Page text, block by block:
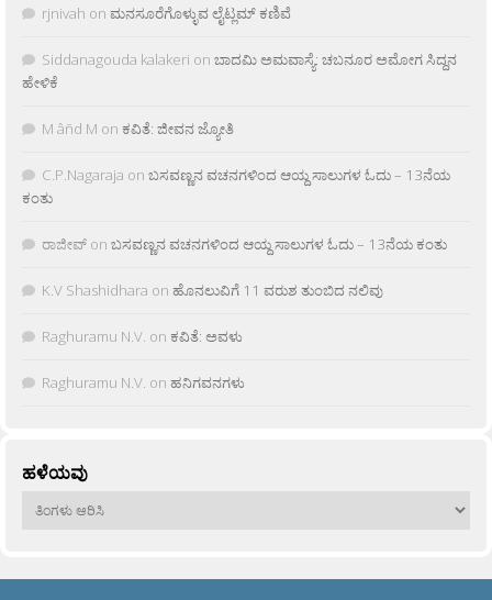
rjnivah on ಮನಸೂರೆಗೊಳ್ಳುವ ಲೈಟ್ಲಮ್ ಕಣಿವೆ
Siddanagouda kalakeri on ಬಾದಮಿ ಅಮವಾಸ್ಯೆ: ಚಬನೂರ ಅಮೋಗ ಸಿದ್ದನ
ಹೇಳಿಕೆ
M âñd M on ಕವಿತೆ: ಜೀವನ ಜ್ಯೋತಿ
C.P.Nagaraja on ಬಸವಣ್ಣನ ವಚನಗಳಿಂದ ಆಯ್ದ ಸಾಲುಗಳ ಓದು – 13ನೆಯ
ಕಂತು
ರಾಜೀವ್ on ಬಸವಣ್ಣನ ವಚನಗಳಿಂದ ಆಯ್ದ ಸಾಲುಗಳ ಓದು – 13ನೆಯ ಕಂತು
K.V Shashidhara on ಹೊನಲುವಿಗೆ 11 ವರುಶ ತುಂಬಿದ ನಲಿವು
Raghuramu N.V. on ಕವಿತೆ: ಅವಳು
Raghuramu N.V. on ಹನಿಗವನಗಳು
ಹಳೆಯವು
ಹಳೆಯವು